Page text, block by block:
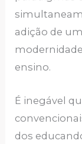
adição de
ensino.
É inegável
dos